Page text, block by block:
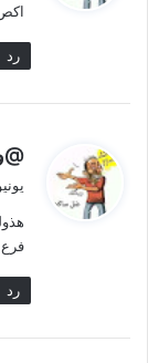
ل
رد
ي
ل
يونيو 19, 2026 الساعة
فرع
رد